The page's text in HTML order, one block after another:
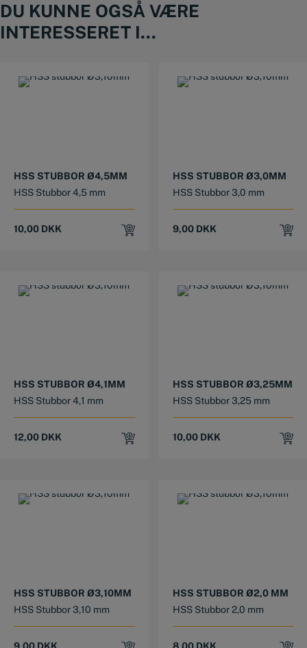
DU KUNNE OGSÅ VÆRE
INTERESSERET I...
HSS STUBBOR Ø4,5MM
HSS Stubbor 4,5 mm
10,00 DKK
HSS STUBBOR Ø3,0MM
HSS Stubbor 3,0 mm
9,00 DKK
HSS STUBBOR Ø4,1MM
HSS Stubbor 4,1 mm
12,00 DKK
HSS STUBBOR Ø3,25MM
HSS Stubbor 3,25 mm
10,00 DKK
HSS STUBBOR Ø3,10MM
HSS Stubbor 3,10 mm
9,00 DKK
HSS STUBBOR Ø2,0 MM
HSS Stubbor 2,0 mm
8,00 DKK